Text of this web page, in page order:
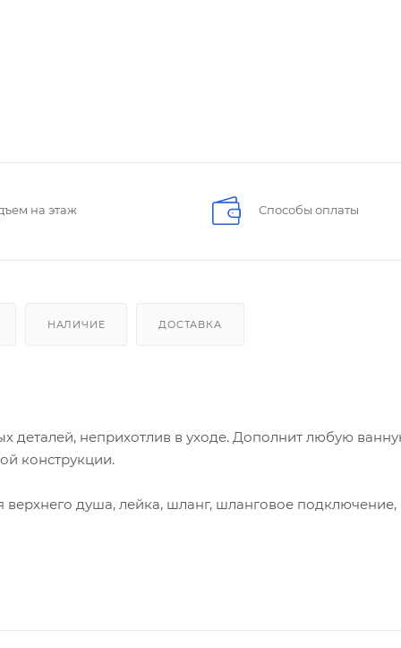
на этаж Способы оплаты
НАЛИЧИЕ ДОСТАВКА
деталей, неприхотлив в уходе. Дополнит любую
конструкции.
душа, лейка, шланг, шланговое подключение,